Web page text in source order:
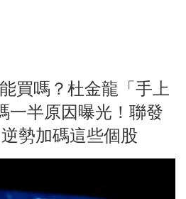
買嗎？杜金龍「手上
一半原因曝光！聯發
勢加碼這些個股